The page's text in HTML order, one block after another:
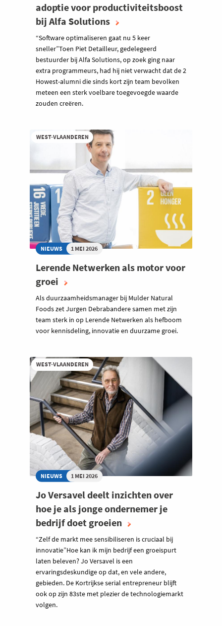
adoptie voor productiviteitsboost
bij Alfa Solutions
“Software optimaliseren gaat nu 5 keer
sneller”Toen Piet Detailleur, gedelegeerd
bestuurder bij Alfa Solutions, op zoek ging naar
extra programmeurs, had hij niet verwacht dat de 2
Howest-alumni die sinds kort zijn team bevolken
meteen een sterk voelbare toegevoegde waarde
zouden creëren.
WEST-VLAANDEREN
NIEUWS 1 MEI 2026
Lerende Netwerken als motor voor
groei
Als duurzaamheidsmanager bij Mulder Natural
Foods zet Jurgen Debrabandere samen met zijn
team sterk in op Lerende Netwerken als hefboom
voor kennisdeling, innovatie en duurzame groei.
WEST-VLAANDEREN
NIEUWS 1 MEI 2026
Jo Versavel deelt inzichten over
hoe je als jonge ondernemer je
bedrijf doet groeien
“Zelf de markt mee sensibiliseren is cruciaal bij
innovatie”Hoe kan ik mijn bedrijf een groeispurt
laten beleven? Jo Versavel is een
ervaringsdeskundige op dat, en vele andere,
gebieden. De Kortrijkse serial entrepreneur blijft
ook op zijn 83ste met plezier de technologiemarkt
volgen.